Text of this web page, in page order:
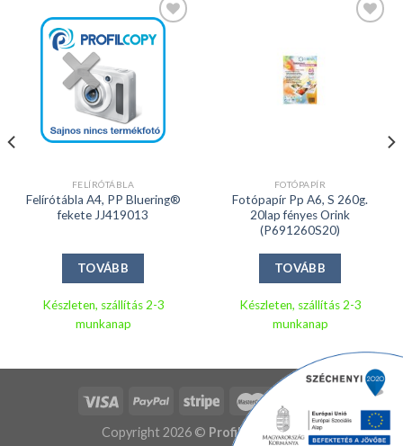
Kedvencekhez
FELÍRÓTÁBLA
Felírótábla A4, PP Bluering®
fekete JJ419013
TOVÁBB
Készleten, szállítás 2-3
munkanap
FOTÓPAPÍR
Fotópapír Pp A6, S 260g.
20lap fényes Orink
(P691260S20)
TOVÁBB
Készleten, szállítás 2-3
munkanap
Copyright 2026 © Profil Copy Kft.